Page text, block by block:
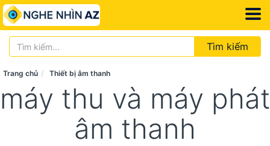
Tìm kiếm
Trang chủ Thiết bị âm thanh
máy thu và máy phát
âm thanh